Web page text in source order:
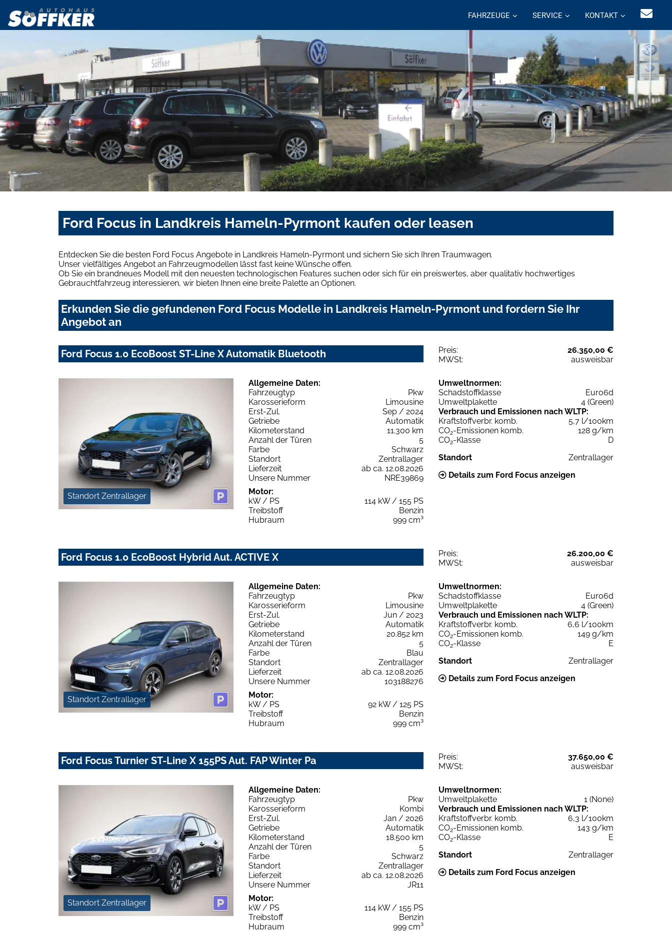
FAHRZEUGE SERVICE KONTAKT
Ford Focus in Landkreis Hameln-Pyrmont kaufen oder leasen
Entdecken Sie die besten Ford Focus Angebote in Landkreis Hameln-Pyrmont und sichern Sie sich Ihren Traumwagen.
Unser vielfältiges Angebot an Fahrzeugmodellen lässt fast keine Wünsche offen.
Ob Sie ein brandneues Modell mit den neuesten technologischen Features suchen oder sich für ein preiswertes, aber qualitativ hochwertiges
Gebrauchtfahrzeug interessieren, wir bieten Ihnen eine breite Palette an Optionen.
Erkunden Sie die gefundenen Ford Focus Modelle in Landkreis Hameln-Pyrmont und fordern Sie Ihr
Angebot an
Ford Focus 1.0 EcoBoost ST-Line X Automatik Bluetooth Preis:
26.350,00 €
MWSt:
ausweisbar
Standort Zentrallager
Allgemeine Daten:
Fahrzeugtyp
Pkw
Karosserieform
Limousine
Erst-Zul.
Sep / 2024
Getriebe
Automatik
Kilometerstand
11.300 km
Anzahl der Türen
5
Farbe
Schwarz
Standort
Zentrallager
Lieferzeit
ab ca. 12.08.2026
Unsere Nummer
NRE39869
Motor:
kW / PS
114 kW / 155 PS
Treibstoff
Benzin
Hubraum
999 cm³
Umweltnormen:
Schadstoffklasse
Euro6d
Umweltplakette
4 (Green)
Verbrauch und Emissionen nach WLTP:
Kraftstoffverbr. komb.
5,7 l/100km
CO2-Emissionen komb.
128 g/km
CO2-Klasse
D
Standort
Zentrallager
Details zum Ford Focus anzeigen
Ford Focus 1.0 EcoBoost Hybrid Aut. ACTIVE X Preis:
26.200,00 €
MWSt:
ausweisbar
Standort Zentrallager
Allgemeine Daten:
Fahrzeugtyp
Pkw
Karosserieform
Limousine
Erst-Zul.
Jun / 2023
Getriebe
Automatik
Kilometerstand
20.852 km
Anzahl der Türen
5
Farbe
Blau
Standort
Zentrallager
Lieferzeit
ab ca. 12.08.2026
Unsere Nummer
103188276
Motor:
kW / PS
92 kW / 125 PS
Treibstoff
Benzin
Hubraum
999 cm³
Umweltnormen:
Schadstoffklasse
Euro6d
Umweltplakette
4 (Green)
Verbrauch und Emissionen nach WLTP:
Kraftstoffverbr. komb.
6,6 l/100km
CO2-Emissionen komb.
149 g/km
CO2-Klasse
E
Standort
Zentrallager
Details zum Ford Focus anzeigen
Ford Focus Turnier ST-Line X 155PS Aut. FAP Winter Pa Preis:
37.650,00 €
MWSt:
ausweisbar
Standort Zentrallager
Allgemeine Daten:
Fahrzeugtyp
Pkw
Karosserieform
Kombi
Erst-Zul.
Jan / 2026
Getriebe
Automatik
Kilometerstand
18.500 km
Anzahl der Türen
5
Farbe
Schwarz
Standort
Zentrallager
Lieferzeit
ab ca. 12.08.2026
Unsere Nummer
JR11
Motor:
kW / PS
114 kW / 155 PS
Treibstoff
Benzin
Hubraum
999 cm³
Umweltnormen:
Umweltplakette
1 (None)
Verbrauch und Emissionen nach WLTP:
Kraftstoffverbr. komb.
6,3 l/100km
CO2-Emissionen komb.
143 g/km
CO2-Klasse
E
Standort
Zentrallager
Details zum Ford Focus anzeigen